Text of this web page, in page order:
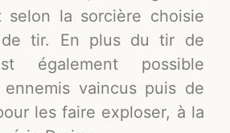
selon la sorcière choisie
tir. En plus du tir de
également possible
ennemis vaincus puis de
les faire exploser, à la